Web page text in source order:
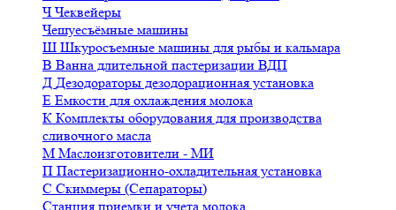
ЧЧеквейеры
Чешуесъёмные машины
Ш Шкуросъемные машины для рыбы и кальмара
В Ванна длительной пастеризации ВДП
Д Дезодораторы дезодорационная установка
Е Емкости для охлаждения молока
К Комплекты оборудования для производства
сливочного масла
М Маслоизготовители - МИ
П Пастеризационно-охладительная установка
С Скиммеры (Сепараторы)
Станция приемки и учета молока